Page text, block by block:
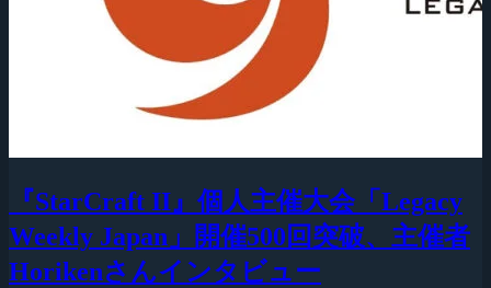
『StarCraft II』個人主催大会「Legacy
Weekly Japan」開催500回突破、主催者
Horikenさんインタビュー